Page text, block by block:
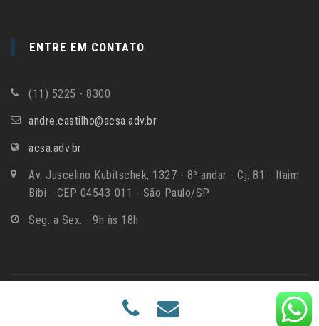
ENTRE EM CONTATO
(11) 5225 - 8300
andre.castilho@acsa.adv.br
acsa.adv.br
Av. Juscelino Kubitschek, 1327 - 8º andar - Cj. 81 - Itaim
Bibi - CEP 04543-011 - São Paulo/SP
Seg. a Sex. - 9h às 18h
Inside Digital - Agência de Martketing Digital